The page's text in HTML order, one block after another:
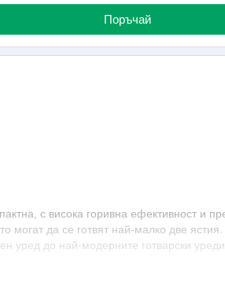
Поръчай
с висока горивна ефективност и
могат да се готвят най-малко две ястия.
уред до най-модерните готварски уреди